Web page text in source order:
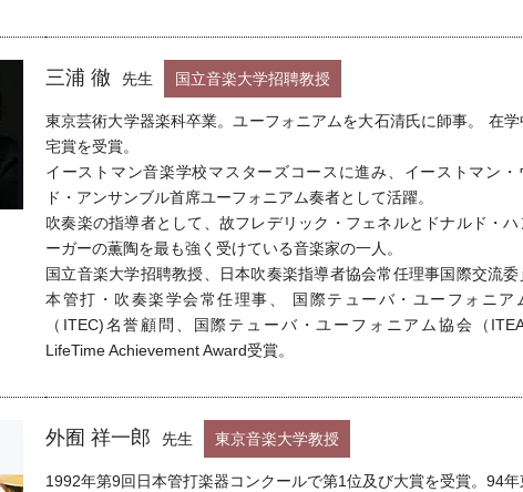
三浦 徹 先生 国立音楽大学招聘教授
東京芸術大学器楽科卒業。ユーフォニアムを大石清氏に師事。 在学
宅賞を受賞。
イーストマン音楽学校マスターズコースに進み、イーストマン・
ド・アンサンブル首席ユーフォニアム奏者として活躍。
吹奏楽の指導者として、故フレデリック・フェネルとドナルド・ハ
ーガーの薫陶を最も強く受けている音楽家の一人。
国立音楽大学招聘教授、日本吹奏楽指導者協会常任理事国際交流委
本管打・吹奏楽学会常任理事、 国際テューバ・ユーフォニア
（ITEC)名誉顧問、国際テューバ・ユーフォニアム協会（
LifeTime Achievement Award受賞。
外囿 祥一郎 先生 東京音楽大学教授
1992年第9回日本管打楽器コンクールで第1位及び大賞を受賞。94年